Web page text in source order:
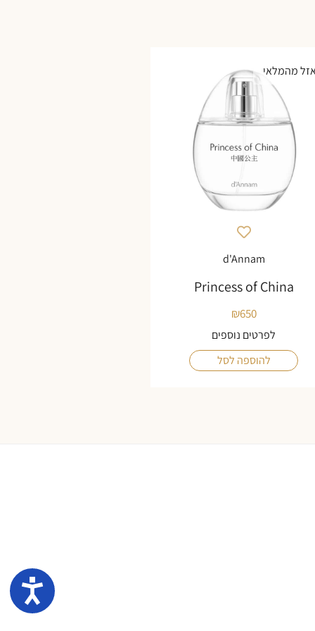
מהמלאי
d'Annam
Princess of China
₪650
לפרטים נוספים
להוספה לסל